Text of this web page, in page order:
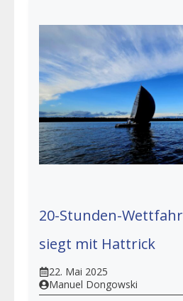
20-Stunden-
siegt mit Hattrick
22. Mai 2025
Manuel Dongowski